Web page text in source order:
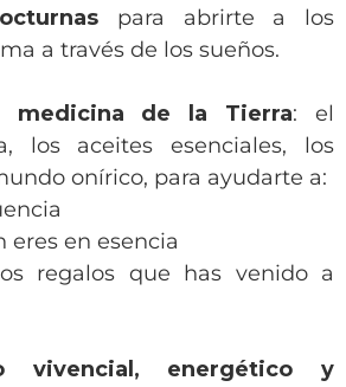
para abrirte a los
a través de los sueños.
medicina de la Tierra: el
los aceites esenciales, los
onírico, para ayudarte a:
eres en esencia
regalos que has venido a
vivencial, energético y